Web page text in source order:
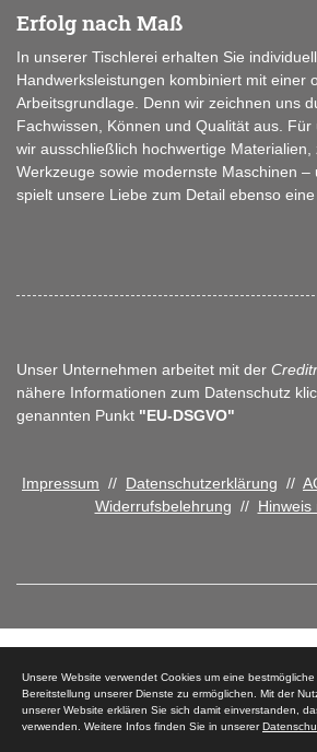
Erfolg nach Maß
In unserer Tischlerei erhalten Sie
Handwerksleistungen kombiniert mit einer
Arbeitsgrundlage. Denn wir zeichnen uns
Fachwissen, Können und Qualität aus. Für
wir ausschließlich hochwertige Materialien,
Werkzeuge sowie modernste Maschinen –
spielt unsere Liebe zum Detail ebenso eine
Unser Unternehmen arbeitet mit der
nähere Informationen zum Datenschutz
genannten Punkt "EU-DSGVO"
Impressum // Datenschutzerklärung //
Widerrufsbelehrung // Hinweis
© 2026 Tischlerei Peter Carstensen
Unsere Website verwendet Cookies um eine bestmögliche
Bereitstellung unserer Dienste zu ermöglichen. Mit der
unserer Website erklären Sie sich damit einverstanden,
verwenden. Weitere Infos finden Sie in unserer